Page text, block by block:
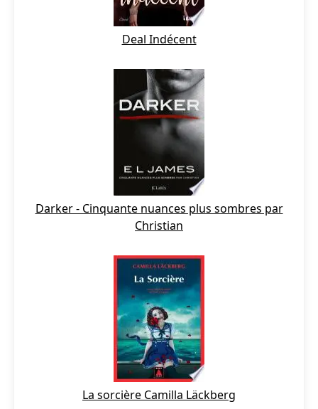
Deal Indécent
Darker - Cinquante nuances plus sombres par
Christian
La sorcière Camilla Läckberg